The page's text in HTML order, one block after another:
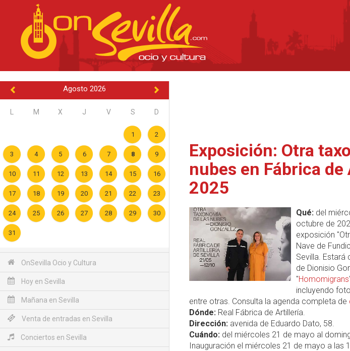
Agosto 2026
M X J V S D
1 2
3 4 5 6 7 8 9
10 11 12 13 14 15 16
17 18 19 20 21 22 23
24 25 26 27 28 29 30
31
OnSevilla Ocio y Cultura
Hoy en Sevilla
Mañana en Sevilla
Venta de entradas en Sevilla
Conciertos en Sevilla
Exposición: Otra
nubes en Fábrica
2025
Qué:del
octubre de
exposición
Nave de
Sevilla. Estará
de Dionisio
"Homomigrans
incluyendo
entre otras. Consulta la agenda completa de
Dónde: Real Fábrica de Artillería.
Dirección: avenida de Eduardo Dato, 58.
Cuándo: del miércoles 21 de mayo al
Inauguración el miércoles 21 de mayo a las